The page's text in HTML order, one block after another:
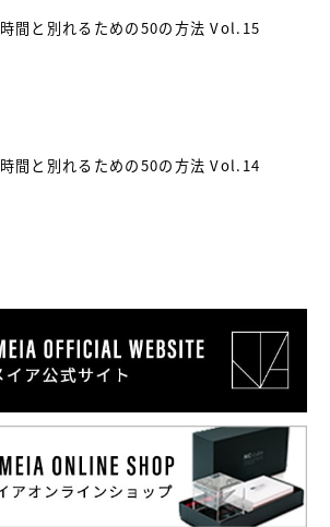
時間と別れるための50の方法 Vol.15
時間と別れるための50の方法 Vol.14